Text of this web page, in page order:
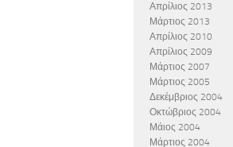
Απρίλιος 2013
Μάρτιος 2013
Απρίλιος 2010
Απρίλιος 2009
Μάρτιος 2007
Μάρτιος 2005
Δεκέμβριος 2004
Οκτώβριος 2004
Μάιος 2004
Μάρτιος 2004